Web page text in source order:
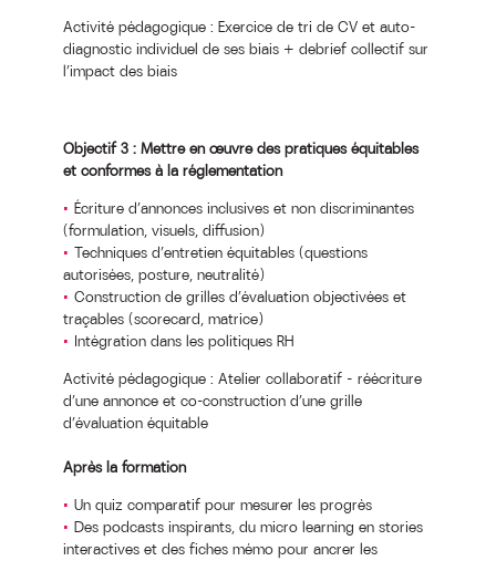
Activité pédagogique : Exercice de tri de CV et auto-
diagnostic individuel de ses biais + debrief collectif sur
l’impact des biais
Objectif 3 : Mettre en œuvre des pratiques équitables
et conformes à la réglementation
Écriture d’annonces inclusives et non discriminantes
(formulation, visuels, diffusion)
Techniques d’entretien équitables (questions
autorisées, posture, neutralité)
Construction de grilles d’évaluation objectivées et
traçables (scorecard, matrice)
Intégration dans les politiques RH
Activité pédagogique : Atelier collaboratif – réécriture
d’une annonce et co-construction d’une grille
d’évaluation équitable
Après la formation
Un quiz comparatif pour mesurer les progrès
Des podcasts inspirants, du micro learning en stories
interactives et des fiches mémo pour ancrer les